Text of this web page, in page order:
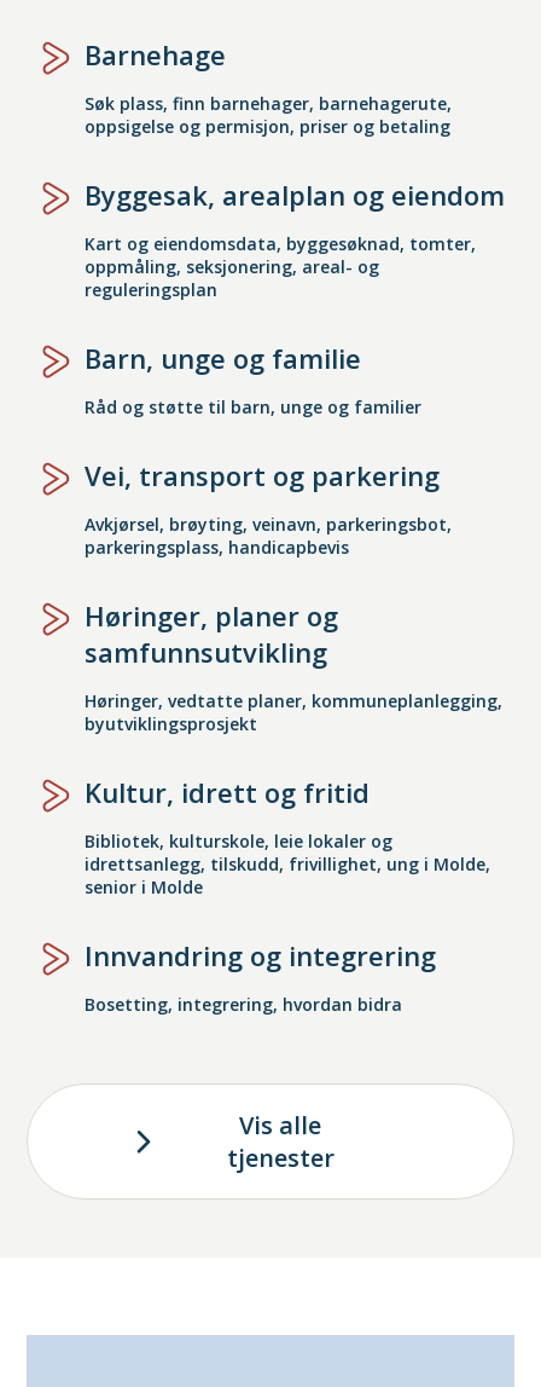
Barnehage
Søk plass, finn barnehager, barnehagerute,
oppsigelse og permisjon, priser og betaling
Byggesak, arealplan og eiendom
Kart og eiendomsdata, byggesøknad, tomter,
oppmåling, seksjonering, areal- og
reguleringsplan
Barn, unge og familie
Råd og støtte til barn, unge og familier
Vei, transport og parkering
Avkjørsel, brøyting, veinavn, parkeringsbot,
parkeringsplass, handicapbevis
Høringer, planer og
samfunnsutvikling
Høringer, vedtatte planer, kommuneplanlegging,
byutviklingsprosjekt
Kultur, idrett og fritid
Bibliotek, kulturskole, leie lokaler og
idrettsanlegg, tilskudd, frivillighet, ung i Molde,
senior i Molde
Innvandring og integrering
Bosetting, integrering, hvordan bidra
Vis alle
tjenester